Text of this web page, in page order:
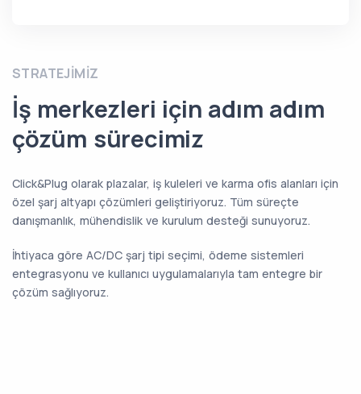
STRATEJIMIZ
İş merkezleri için adım adım
çözüm sürecimiz
Click&Plug olarak plazalar, iş kuleleri ve karma ofis alanları için
özel şarj altyapı çözümleri geliştiriyoruz. Tüm süreçte
danışmanlık, mühendislik ve kurulum desteği sunuyoruz.
İhtiyaca göre AC/DC şarj tipi seçimi, ödeme sistemleri
entegrasyonu ve kullanıcı uygulamalarıyla tam entegre bir
çözüm sağlıyoruz.